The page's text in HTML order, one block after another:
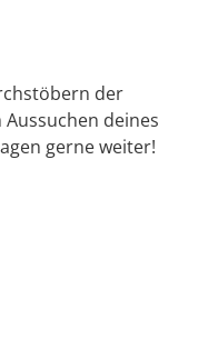
der
deines
gerne weiter!